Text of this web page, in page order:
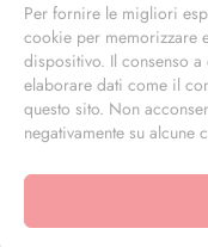
Per fornire le migliori
cookie per memorizzare
dispositivo. Il consenso
elaborare dati come il
questo sito. Non
negativamente su alcune